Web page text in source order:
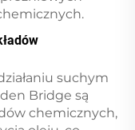
suchym
Bridge są
chemicznych,